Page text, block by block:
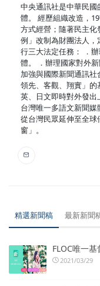
中央通訊社是中華民
體。 經歷組織改造，
方式經營；隨著民主
例」改制為財團法人
行三大法定任務： ．
體。 ．辦理國家對外
加強與國際新聞通訊社
領先、客觀、翔實」的
英、日文即時對外發
台灣唯一多語文新聞媒
從台灣民眾延伸至全
窗」。
精選新聞稿 最新新聞
FLOC唯一
2021/03/29